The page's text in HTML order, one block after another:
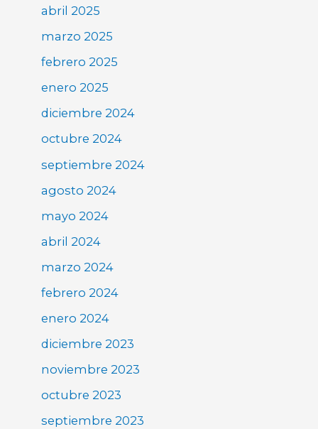
abril 2025
marzo 2025
febrero 2025
enero 2025
diciembre 2024
octubre 2024
septiembre 2024
agosto 2024
mayo 2024
abril 2024
marzo 2024
febrero 2024
enero 2024
diciembre 2023
noviembre 2023
octubre 2023
septiembre 2023